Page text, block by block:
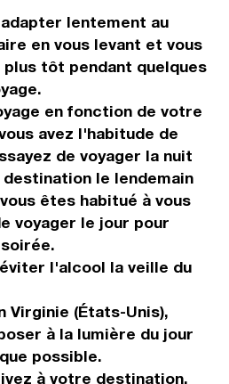
lentement au
en vous levant et vous
plus tôt pendant quelques
en fonction de votre
avez l'habitude de
de voyager la nuit
le lendemain
êtes habitué à vous
voyager le jour pour
l'alcool la veille du
Virginie (États-Unis),
à la lumière du jour
possible.
à votre destination,